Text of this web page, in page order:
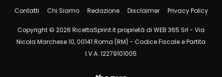
Contatti Chi Siamo Redazione Disclaimer Privacy Policy
Copyright © 2026 RicettaSprint.it proprietà di WEB 365 Srl - Via
Nicola Marchese 10, 00141 Roma (RM) - Codice Fiscale e Partita
I.V.A. 12279101005